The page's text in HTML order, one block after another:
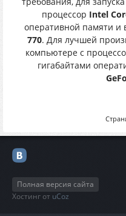
процессор Intel
оперативной памяти и
770. Для лучшей
компьютере с
гигабайтами
Полная версия сайта
Хостинг от uCoz